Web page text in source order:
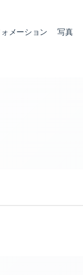
メーション 写真